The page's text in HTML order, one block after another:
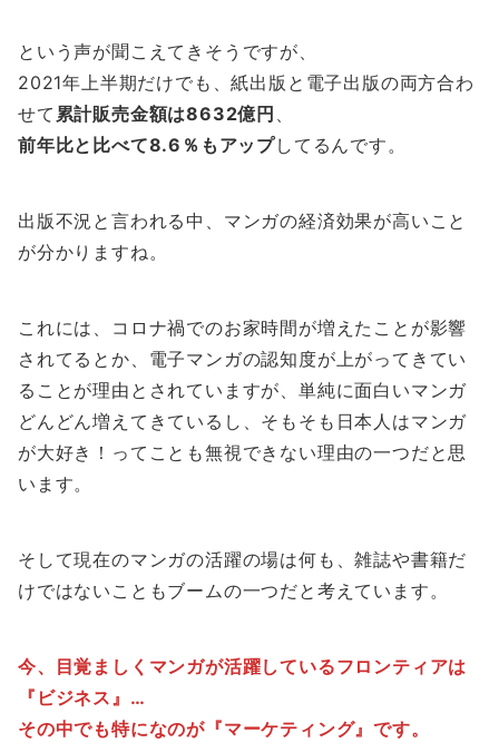
という声が聞こえてきそうですが、
2021年上半期だけでも、紙出版と電子出版の両方合わ
せて 累計販売金額は8632億円 、
前年比と比べて8.6％もアップしてるんです。
出版不況と言われる中、マンガの経済効果が高いこと
が分かりますね。
これには、コロナ禍でのお家時間が増えたことが影響
されてるとか、電子マンガの認知度が上がってきてい
ることが理由とされていますが、単純に面白いマンガ
どんどん増えてきているし、そもそも日本人はマンガ
が大好き！ってことも無視できない理由の一つだと思
います。
そして現在のマンガの活躍の場は何も、雑誌や書籍だ
けではないこともブームの一つだと考えています。
今、目覚ましくマンガが活躍しているフロンティアは
『ビジネス』…
その中でも特になのが『マーケティング』です。